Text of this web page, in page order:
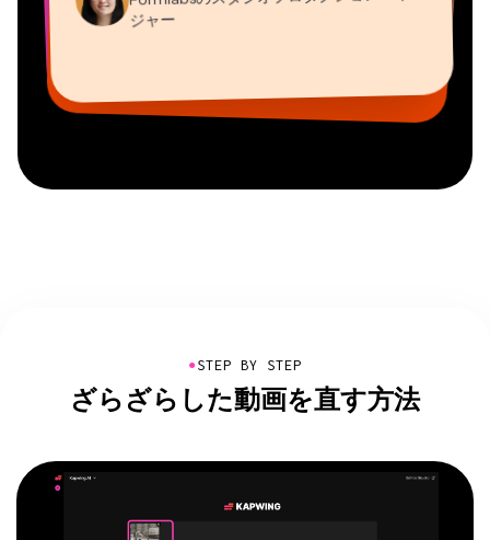
ジャー
Grant Taleck
Kerry-lee Farla
Gracie Peng
コンテンツ担当ディレクター
Mitch Rawlings
Dina Segovia
バーチャルフリーランサー
●STEP BY STEP
ざらざらした動画を直す方法